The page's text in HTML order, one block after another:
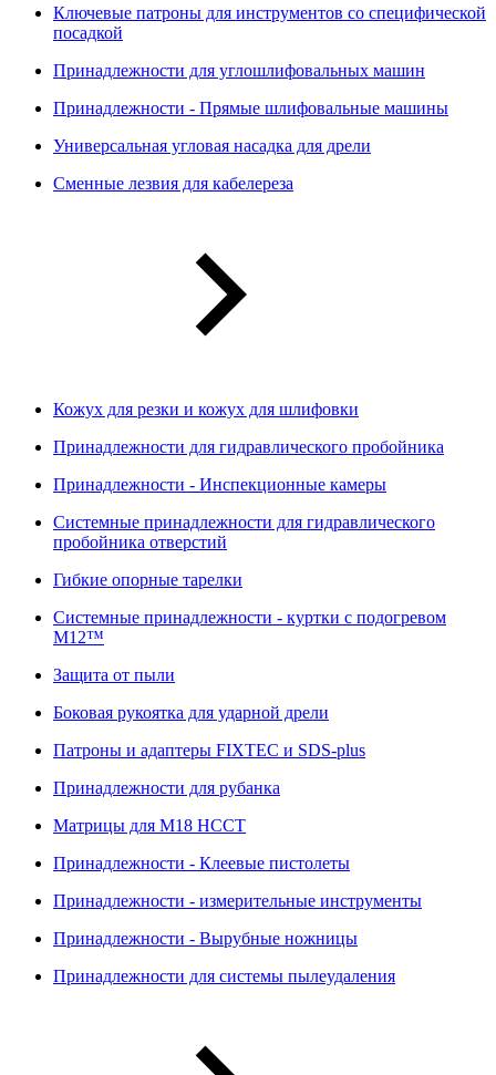
Ключевые патроны для инструментов со специфической
посадкой
Принадлежности для углошлифовальных машин
Принадлежности - Прямые шлифовальные машины
Универсальная угловая насадка для дрели
Сменные лезвия для кабелереза
Кожух для резки и кожух для шлифовки
Принадлежности для гидравлического пробойника
Принадлежности - Инспекционные камеры
Системные принадлежности для гидравлического
пробойника отверстий
Гибкие опорные тарелки
Системные принадлежности - куртки с подогревом
M12™
Защита от пыли
Боковая рукоятка для ударной дрели
Патроны и адаптеры FIXTEC и SDS-plus
Принадлежности для рубанка
Матрицы для M18 HCCT
Принадлежности - Клеевые пистолеты
Принадлежности - измерительные инструменты
Принадлежности - Вырубные ножницы
Принадлежности для системы пылеудаления